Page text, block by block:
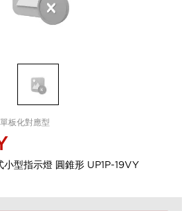
板化對應型
型指示燈 圓錐形 UP1P-19VY